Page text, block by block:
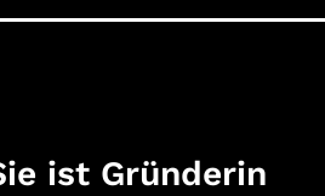
ist Gründerin